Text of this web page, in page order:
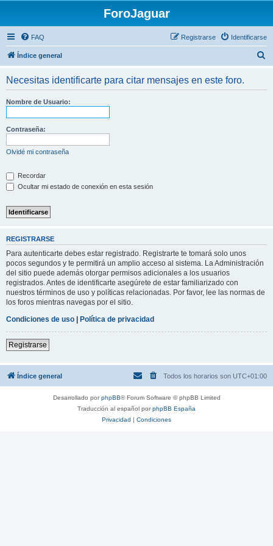
ForoJaguar
FAQ Identificarse
Registrarse
Índice general
Necesitas identificarte para citar mensajes en este foro.
Nombre de Usuario:
Contraseña:
Olvidé mi contraseña
Recordar
Ocultar mi estado de conexión en esta sesión
REGISTRARSE
Para autenticarte debes estar registrado. Registrarte te tomará solo unos
pocos segundos y te permitirá un amplio acceso al sistema. La Administración
del sitio puede además otorgar permisos adicionales a los usuarios
registrados. Antes de identificarte asegúrete de estar familiarizado con
nuestros términos de uso y políticas relacionadas. Por favor, lee las normas de
los foros mientras navegas por el sitio.
Condiciones de uso | Política de privacidad
Registrarse
Índice general Todos los horarios son UTC+01:00
Desarrollado porphpBB® Forum Software © phpBB Limited
Traducción al español porphpBB España
Privacidad | Condiciones